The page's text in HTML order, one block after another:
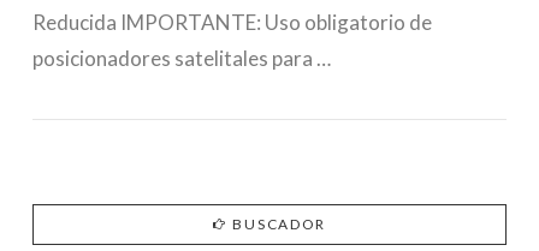
Reducida IMPORTANTE: Uso obligatorio de
posicionadores satelitales para …
BUSCADOR